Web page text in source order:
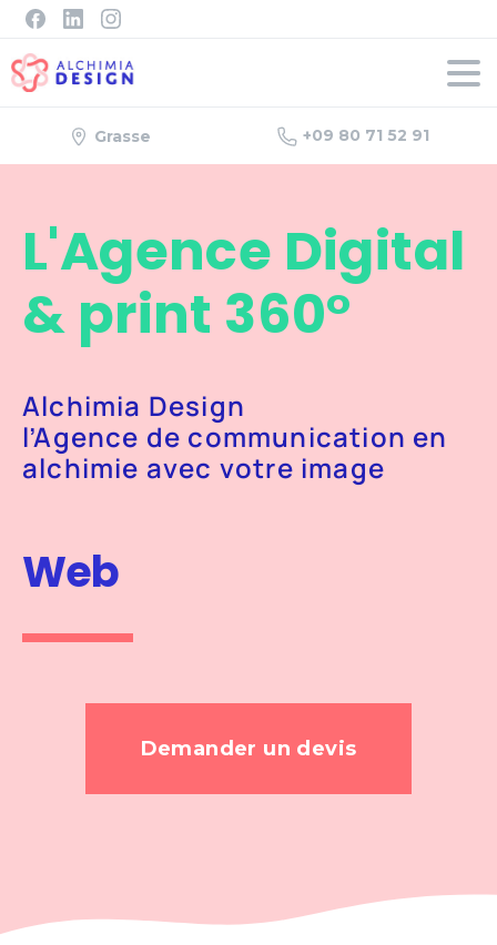
Grasse +09 80 71 52 91
L'Agence Digital
& print 360°
Alchimia Design
l’Agence de communication en
alchimie avec votre image
Web
Demander un devis